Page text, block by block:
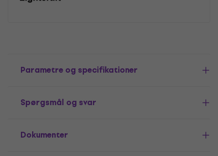
Parametre og specifikationer
Spørgsmål og svar
Dokumenter